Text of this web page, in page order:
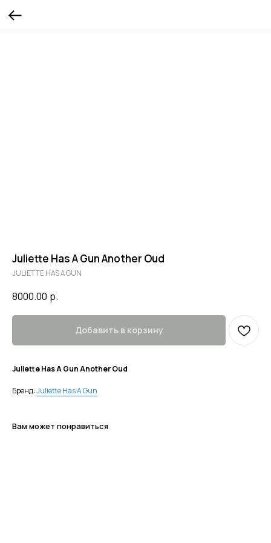
Juliette Has A Gun Another Oud
JULIETTE HAS A GUN
8000.00 р.
Добавить в корзину
Juliette Has A Gun Another Oud
Бренд:Juliette Has A Gun
Вам может понравиться